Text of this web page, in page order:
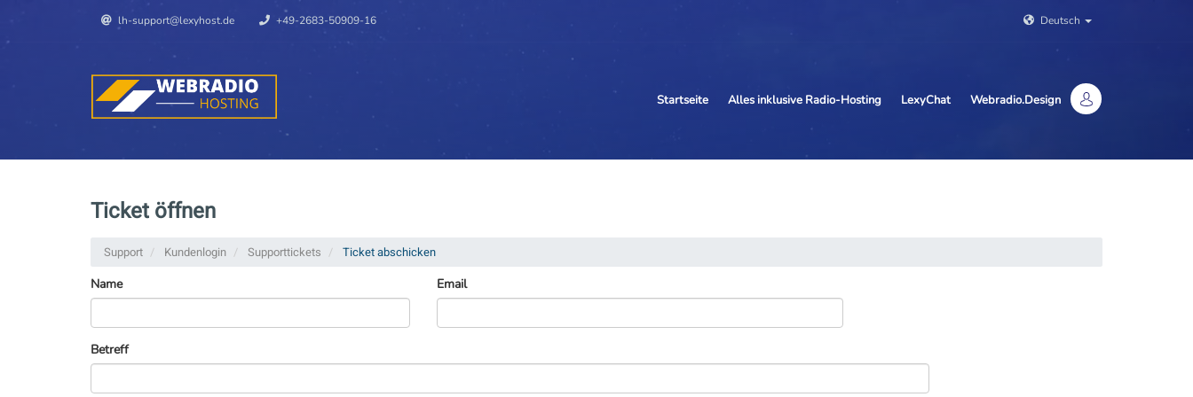
lh-support@lexyhost.de +49-2683-50909-16 Deutsch
Startseite Alles inklusive Radio-Hosting LexyChat Webradio.Design
Ticket öffnen
Support Kundenlogin Supporttickets
Ticket abschicken
Name
Email
Betreff